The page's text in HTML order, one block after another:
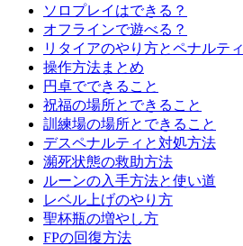
ソロプレイはできる？
オフラインで遊べる？
リタイアのやり方とペナルティ
操作方法まとめ
円卓でできること
祝福の場所とできること
訓練場の場所とできること
デスペナルティと対処方法
瀕死状態の救助方法
ルーンの入手方法と使い道
レベル上げのやり方
聖杯瓶の増やし方
FPの回復方法